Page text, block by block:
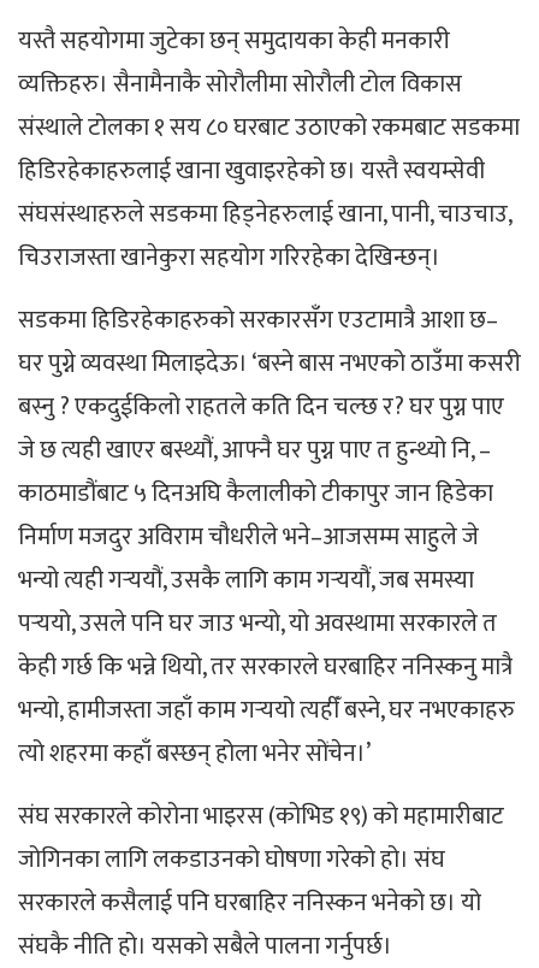
यस्तै सहयोगमा जुटेका छन् समुदायका केही मनकारी
व्यक्तिहरु। सैनामैनाकै सोरौलीमा सोरौली टोल विकास
संस्थाले टोलका १ सय ८० घरबाट उठाएको रकमबाट सडकमा
हिडिरहेकाहरुलाई खाना खुवाइरहेको छ। यस्तै स्वयम्सेवी
संघसंस्थाहरुले सडकमा हिड्नेहरुलाई खाना, पानी, चाउचाउ,
चिउराजस्ता खानेकुरा सहयोग गरिरहेका देखिन्छन्।
सडकमा हिडिरहेकाहरुको सरकारसँग एउटामात्रै आशा छ–
घर पुग्ने व्यवस्था मिलाइदेऊ। ‘बस्ने बास नभएको ठाउँमा कसरी
बस्नु ? एकदुईकिलो राहतले कति दिन चल्छ र? घर पुग्न पाए
जे छ त्यही खाएर बस्थ्यौं, आफ्नै घर पुग्न पाए त हुन्थ्यो नि, –
काठमाडौंबाट ५ दिनअघि कैलालीको टीकापुर जान हिडेका
निर्माण मजदुर अविराम चौधरीले भने–आजसम्म साहुले जे
भन्यो त्यही गर्‍ययौं, उसकै लागि काम गर्‍ययौं, जब समस्या
पर्‍ययो, उसले पनि घर जाउ भन्यो, यो अवस्थामा सरकारले त
केही गर्छ कि भन्ने थियो, तर सरकारले घरबाहिर ननिस्कनु मात्रै
भन्यो, हामीजस्ता जहाँ काम गर्‍ययो त्यहीँ बस्ने, घर नभएकाहरु
त्यो शहरमा कहाँ बस्छन् होला भनेर सोंचेन।’
संघ सरकारले कोरोना भाइरस (कोभिड १९) को महामारीबाट
जोगिनका लागि लकडाउनको घोषणा गरेको हो। संघ
सरकारले कसैलाई पनि घरबाहिर ननिस्कन भनेको छ। यो
संघकै नीति हो। यसको सबैले पालना गर्नुपर्छ।